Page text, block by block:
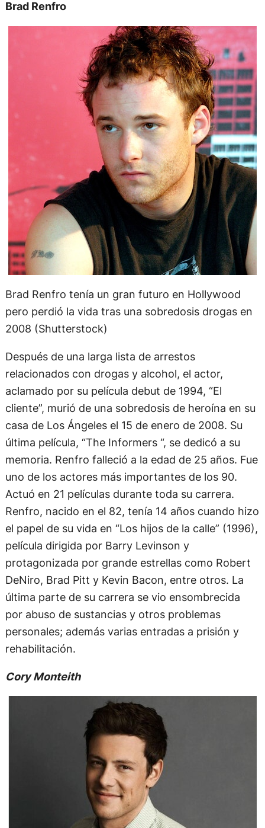
Brad Renfro
Brad Renfro tenía un gran futuro en Hollywood
pero perdió la vida tras una sobredosis drogas en
2008 (Shutterstock)
Después de una larga lista de arrestos
relacionados con drogas y alcohol, el actor,
aclamado por su película debut de 1994, “El
cliente”, murió de una sobredosis de heroína en su
casa de Los Ángeles el 15 de enero de 2008. Su
última película, “The Informers “, se dedicó a su
memoria. Renfro falleció a la edad de 25 años. Fue
uno de los actores más importantes de los 90.
Actuó en 21 películas durante toda su carrera.
Renfro, nacido en el 82, tenía 14 años cuando hizo
el papel de su vida en “Los hijos de la calle” (1996),
película dirigida por Barry Levinson y
protagonizada por grande estrellas como Robert
DeNiro, Brad Pitt y Kevin Bacon, entre otros. La
última parte de su carrera se vio ensombrecida
por abuso de sustancias y otros problemas
personales; además varias entradas a prisión y
rehabilitación.
Cory Monteith